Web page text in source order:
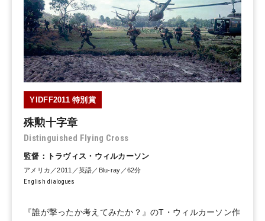
YIDFF2011 特別賞
殊勲十字章
Distinguished Flying Cross
監督：トラヴィス・ウィルカーソン
アメリカ／2011／英語／Blu-ray／62分
English dialogues
『誰が撃ったか考えてみたか？』のT・ウィルカーソン作